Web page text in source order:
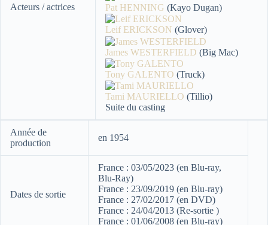
Acteurs / actrices Pat HENNING (Kayo Dugan)
Leif ERICKSON (Glover)
James WESTERFIELD (Big Mac)
Tony GALENTO (Truck)
Tami MAURIELLO (Tillio)
Suite du casting
Année de
production
en 1954
Dates de sortie
France : 03/05/2023 (en Blu-ray,
Blu-Ray)
France : 23/09/2019 (en Blu-ray)
France : 27/02/2017 (en DVD)
France : 24/04/2013 (Re-sortie )
France : 01/06/2008 (en Blu-ray)